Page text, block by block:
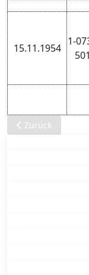
15.11.1954
1-
501
Previous article:
Zurück